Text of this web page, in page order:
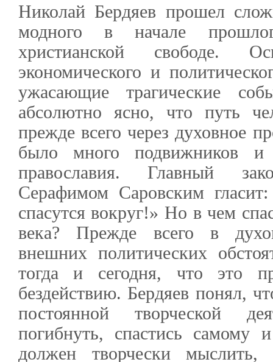
Николай Бердяев прошел
модного в начале
христианской свободе.
экономического и
ужасающие трагические
абсолютно ясно, что путь
прежде всего через духовное
было много подвижников и
православия. Главный
Серафимом Саровским
спасутся вокруг!» Но в чем
века? Прежде всего в
внешних политических
тогда и сегодня, что это
бездействию. Бердяев понял,
постоянной творческой
погибнуть, спастись самому
должен творчески мыслить,